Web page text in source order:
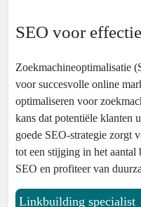
SEO voor
Zoekmachineoptimalisatie
voor succesvolle online
optimaliseren voor
kans dat potentiële klanten
goede SEO-strategie zorgt
tot een stijging in het aantal
SEO en profiteer van
Linkbuilding specialist